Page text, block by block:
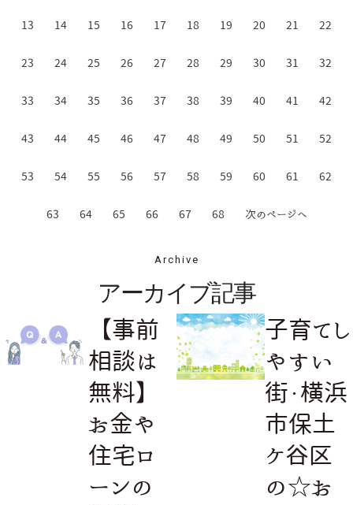
13 14 15 16 17 18 19 20 21 22
23 24 25 26 27 28 29 30 31 32
33 34 35 36 37 38 39 40 41 42
43 44 45 46 47 48 49 50 51 52
53 54 55 56 57 58 59 60 61 62
63 64 65 66 67 68 次のページへ
Archive
アーカイブ記事
【事前
相談は
無料】
お金や
住宅ロ
ーンの
子育てし
やすい
街・横浜
市保土
ケ谷区
の☆お